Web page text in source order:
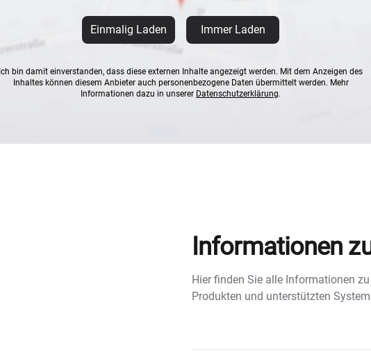
Einmalig Laden Immer Laden
Ich bin damit einverstanden, dass diese externen Inhalte angezeigt werden. Mit dem Anzeigen des
Inhaltes können diesem Anbieter auch personenbezogene Daten übermittelt werden. Mehr
Informationen dazu in unserer Datenschutzerklärung.
Informationen
Hier finden Sie alle Informationen
Produkten und unterstützten